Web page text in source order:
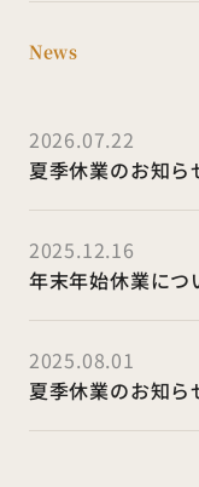
News
2026.07.22
夏季休業のお知ら
2025.12.16
年末年始休業につ
2025.08.01
夏季休業のお知ら